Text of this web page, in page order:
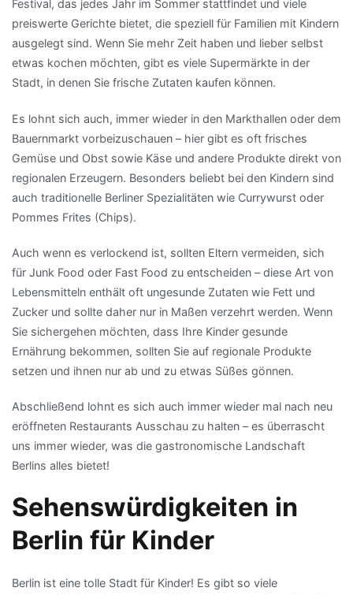
Festival, das jedes Jahr im Sommer stattfindet und viele
preiswerte Gerichte bietet, die speziell für Familien mit Kindern
ausgelegt sind. Wenn Sie mehr Zeit haben und lieber selbst
etwas kochen möchten, gibt es viele Supermärkte in der
Stadt, in denen Sie frische Zutaten kaufen können.
Es lohnt sich auch, immer wieder in den Markthallen oder dem
Bauernmarkt vorbeizuschauen – hier gibt es oft frisches
Gemüse und Obst sowie Käse und andere Produkte direkt von
regionalen Erzeugern. Besonders beliebt bei den Kindern sind
auch traditionelle Berliner Spezialitäten wie Currywurst oder
Pommes Frites (Chips).
Auch wenn es verlockend ist, sollten Eltern vermeiden, sich
für Junk Food oder Fast Food zu entscheiden – diese Art von
Lebensmitteln enthält oft ungesunde Zutaten wie Fett und
Zucker und sollte daher nur in Maßen verzehrt werden. Wenn
Sie sichergehen möchten, dass Ihre Kinder gesunde
Ernährung bekommen, sollten Sie auf regionale Produkte
setzen und ihnen nur ab und zu etwas Süßes gönnen.
Abschließend lohnt es sich auch immer wieder mal nach neu
eröffneten Restaurants Ausschau zu halten – es überrascht
uns immer wieder, was die gastronomische Landschaft
Berlins alles bietet!
Sehenswürdigkeiten in
Berlin für Kinder
Berlin ist eine tolle Stadt für Kinder! Es gibt so viele